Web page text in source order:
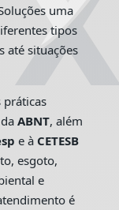
uma
tipos
até situações
práticas
ABNT, além
e à CETESB
esgoto,
e
é